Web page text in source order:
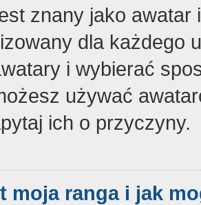
znany jako
dla każdego
i wybierać
używać
ich o przyczyny.
moja ranga i jak